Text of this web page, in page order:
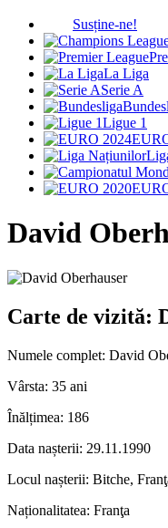
Susține-ne!
La Liga
Serie A
Ligue 1
David
Carte de vizită:
Numele complet: David
Vârsta: 35 ani
Înălțimea: 186
Data nașterii: 29.11.1990
Locul nașterii: Bitche,
Naționalitatea: Franţa